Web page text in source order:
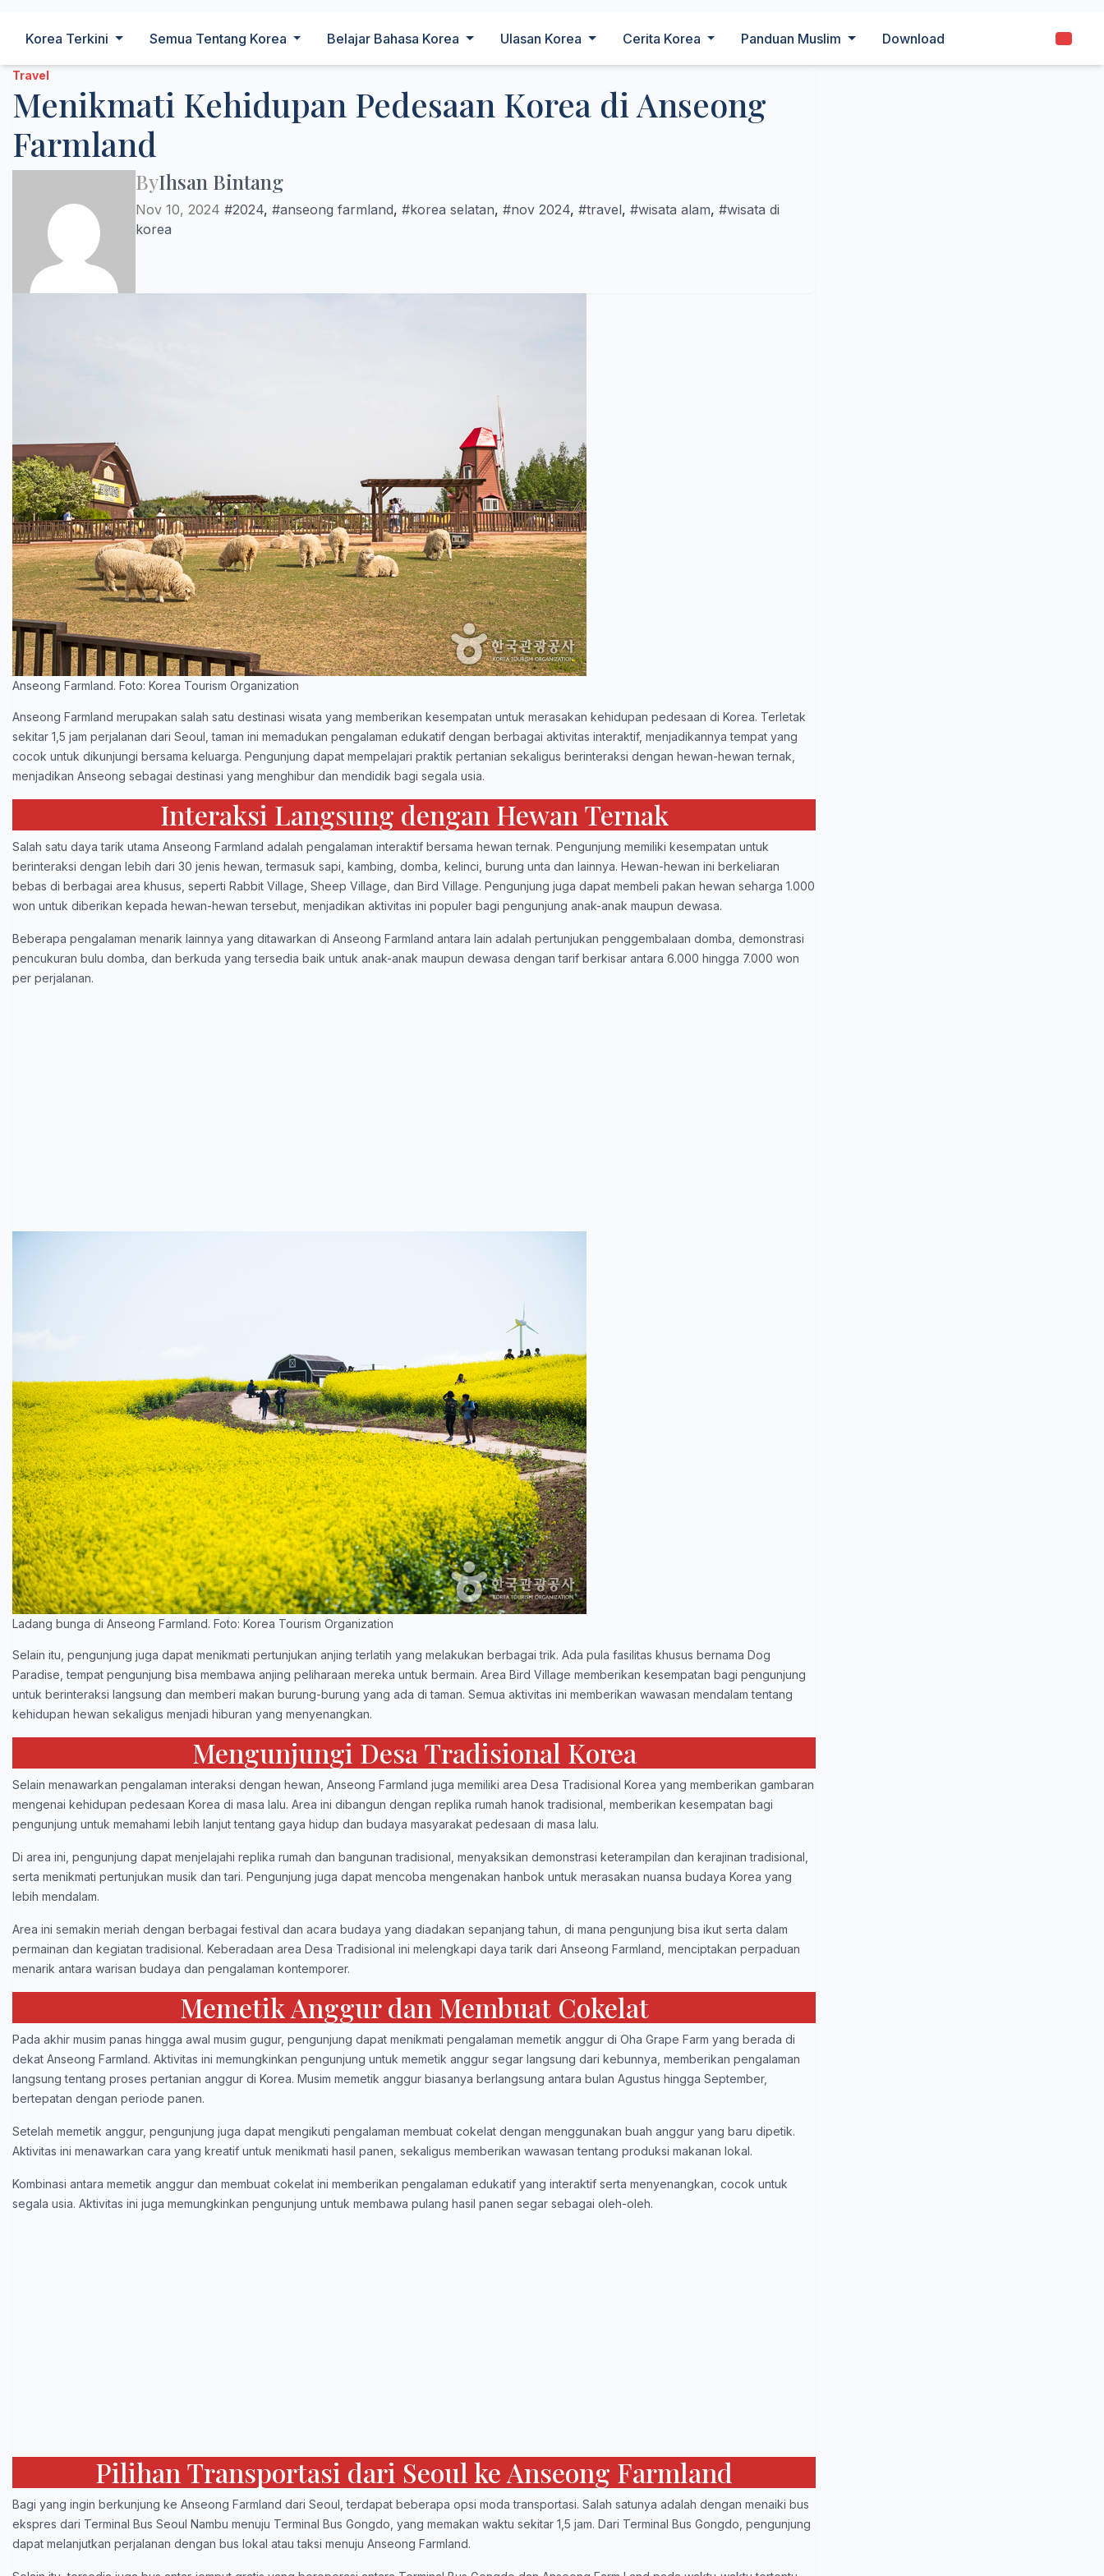
Korea Terkini Semua Tentang Korea Belajar Bahasa Korea Ulasan Korea Cerita Korea Panduan Muslim Download
Travel
Menikmati Kehidupan Pedesaan Korea di Anseong
Farmland
ByIhsan Bintang
Nov 10, 2024 #2024, #anseong farmland, #korea selatan, #nov 2024, #travel, #wisata alam, #wisata di
korea
Anseong Farmland. Foto: Korea Tourism Organization
Anseong Farmland merupakan salah satu destinasi wisata yang memberikan kesempatan untuk merasakan kehidupan pedesaan di Korea. Terletak
sekitar 1,5 jam perjalanan dari Seoul, taman ini memadukan pengalaman edukatif dengan berbagai aktivitas interaktif, menjadikannya tempat yang
cocok untuk dikunjungi bersama keluarga. Pengunjung dapat mempelajari praktik pertanian sekaligus berinteraksi dengan hewan-hewan ternak,
menjadikan Anseong sebagai destinasi yang menghibur dan mendidik bagi segala usia.
Interaksi Langsung dengan Hewan Ternak
Salah satu daya tarik utama Anseong Farmland adalah pengalaman interaktif bersama hewan ternak. Pengunjung memiliki kesempatan untuk
berinteraksi dengan lebih dari 30 jenis hewan, termasuk sapi, kambing, domba, kelinci, burung unta dan lainnya. Hewan-hewan ini berkeliaran
bebas di berbagai area khusus, seperti Rabbit Village, Sheep Village, dan Bird Village. Pengunjung juga dapat membeli pakan hewan seharga 1.000
won untuk diberikan kepada hewan-hewan tersebut, menjadikan aktivitas ini populer bagi pengunjung anak-anak maupun dewasa.
Beberapa pengalaman menarik lainnya yang ditawarkan di Anseong Farmland antara lain adalah pertunjukan penggembalaan domba, demonstrasi
pencukuran bulu domba, dan berkuda yang tersedia baik untuk anak-anak maupun dewasa dengan tarif berkisar antara 6.000 hingga 7.000 won
per perjalanan.
Ladang bunga di Anseong Farmland. Foto: Korea Tourism Organization
Selain itu, pengunjung juga dapat menikmati pertunjukan anjing terlatih yang melakukan berbagai trik. Ada pula fasilitas khusus bernama Dog
Paradise, tempat pengunjung bisa membawa anjing peliharaan mereka untuk bermain. Area Bird Village memberikan kesempatan bagi pengunjung
untuk berinteraksi langsung dan memberi makan burung-burung yang ada di taman. Semua aktivitas ini memberikan wawasan mendalam tentang
kehidupan hewan sekaligus menjadi hiburan yang menyenangkan.
Mengunjungi Desa Tradisional Korea
Selain menawarkan pengalaman interaksi dengan hewan, Anseong Farmland juga memiliki area Desa Tradisional Korea yang memberikan gambaran
mengenai kehidupan pedesaan Korea di masa lalu. Area ini dibangun dengan replika rumah hanok tradisional, memberikan kesempatan bagi
pengunjung untuk memahami lebih lanjut tentang gaya hidup dan budaya masyarakat pedesaan di masa lalu.
Di area ini, pengunjung dapat menjelajahi replika rumah dan bangunan tradisional, menyaksikan demonstrasi keterampilan dan kerajinan tradisional,
serta menikmati pertunjukan musik dan tari. Pengunjung juga dapat mencoba mengenakan hanbok untuk merasakan nuansa budaya Korea yang
lebih mendalam.
Area ini semakin meriah dengan berbagai festival dan acara budaya yang diadakan sepanjang tahun, di mana pengunjung bisa ikut serta dalam
permainan dan kegiatan tradisional. Keberadaan area Desa Tradisional ini melengkapi daya tarik dari Anseong Farmland, menciptakan perpaduan
menarik antara warisan budaya dan pengalaman kontemporer.
Memetik Anggur dan Membuat Cokelat
Pada akhir musim panas hingga awal musim gugur, pengunjung dapat menikmati pengalaman memetik anggur di Oha Grape Farm yang berada di
dekat Anseong Farmland. Aktivitas ini memungkinkan pengunjung untuk memetik anggur segar langsung dari kebunnya, memberikan pengalaman
langsung tentang proses pertanian anggur di Korea. Musim memetik anggur biasanya berlangsung antara bulan Agustus hingga September,
bertepatan dengan periode panen.
Setelah memetik anggur, pengunjung juga dapat mengikuti pengalaman membuat cokelat dengan menggunakan buah anggur yang baru dipetik.
Aktivitas ini menawarkan cara yang kreatif untuk menikmati hasil panen, sekaligus memberikan wawasan tentang produksi makanan lokal.
Kombinasi antara memetik anggur dan membuat cokelat ini memberikan pengalaman edukatif yang interaktif serta menyenangkan, cocok untuk
segala usia. Aktivitas ini juga memungkinkan pengunjung untuk membawa pulang hasil panen segar sebagai oleh-oleh.
Pilihan Transportasi dari Seoul ke Anseong Farmland
Bagi yang ingin berkunjung ke Anseong Farmland dari Seoul, terdapat beberapa opsi moda transportasi. Salah satunya adalah dengan menaiki bus
ekspres dari Terminal Bus Seoul Nambu menuju Terminal Bus Gongdo, yang memakan waktu sekitar 1,5 jam. Dari Terminal Bus Gongdo, pengunjung
dapat melanjutkan perjalanan dengan bus lokal atau taksi menuju Anseong Farmland.